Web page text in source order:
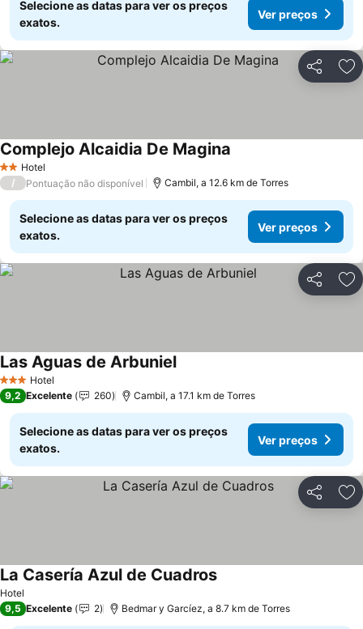
Selecione as datas para ver os preços
exatos.
Ver preços
Partilhar
2 Estrelas
Hotel
Complejo Alcaidia De Magina
/ Pontuação não disponível Cambil, a 12.6 km de Torres
Selecione as datas para ver os preços
exatos.
Ver preços
Partilhar
3 EstrelasHotel
Las Aguas de Arbuniel
9,2 Excelente 260 Cambil, a 17.1 km de Torres
Selecione as datas para ver os preços
exatos.
Ver preços
Partilhar
Hotel
La Casería Azul de Cuadros
9,5 Excelente 2 Bedmar y Garcíez, a 8.7 km de Torres